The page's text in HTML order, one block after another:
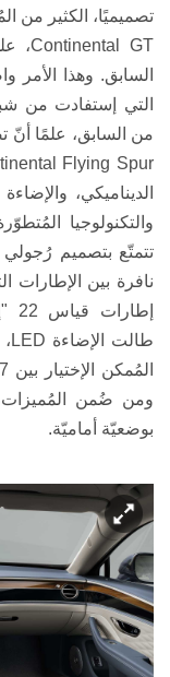
تصميميًا، الكثير من
Continental GT،
السابق. وهذا
التي إستفادت من
من السابق، علمًا أنّ
Flying Spur
الديناميكي،
والتكنولوجيا
تتمتّع بتصميم رُجولي
نافرة
طالت الإضاءة LED
ومن ضُمن
بوضعيّة أماميّة.